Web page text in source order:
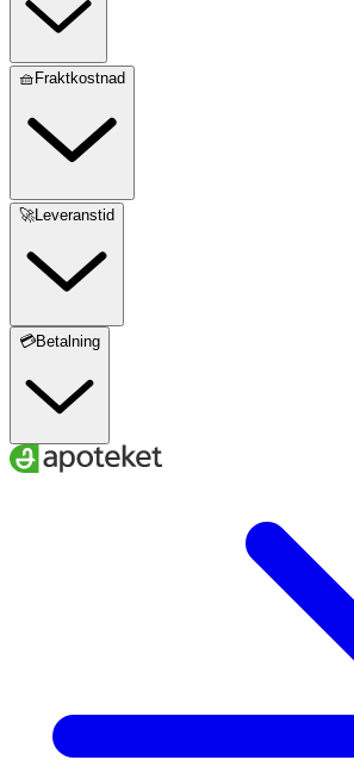
🧺Fraktkostnad
🚀Leveranstid
💳Betalning